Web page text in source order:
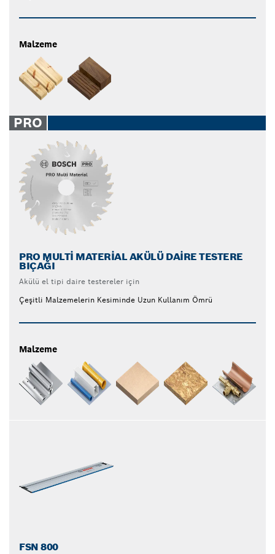
Malzeme
PRO
PRO MULTI MATERIAL AKÜLÜ DAIRE TESTERE
BIÇAĞI
Akülü el tipi daire testereler için
Çeşitli Malzemelerin Kesiminde Uzun Kullanım Ömrü
Malzeme
FSN 800